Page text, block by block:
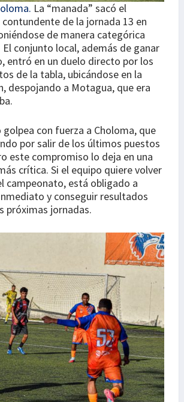
La “manada” sacó el
de la jornada 13 en
de manera categórica
conjunto local, además de ganar
entró en un duelo directo por los
de la tabla, ubicándose en la
despojando a Motagua, que era
con fuerza a Choloma, que
por salir de los últimos puestos
este compromiso lo deja en una
crítica. Si el equipo quiere volver
campeonato, está obligado a
y conseguir resultados
próximas jornadas.